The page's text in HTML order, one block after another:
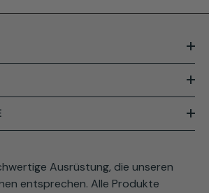
Ausrüstung, die unseren
entsprechen. Alle Produkte